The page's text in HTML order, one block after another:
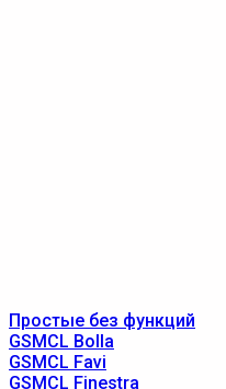
Простые без функций
GSMCL Bolla
GSMCL Favi
GSMCL Finestra